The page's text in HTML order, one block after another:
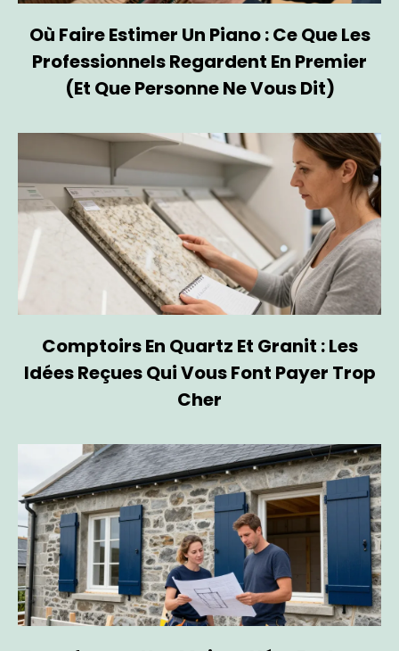
Où Faire Estimer Un Piano : Ce Que Les
Professionnels Regardent En Premier
(et Que Personne Ne Vous Dit)
Comptoirs En Quartz Et Granit : Les
Idées Reçues Qui Vous Font Payer Trop
Cher